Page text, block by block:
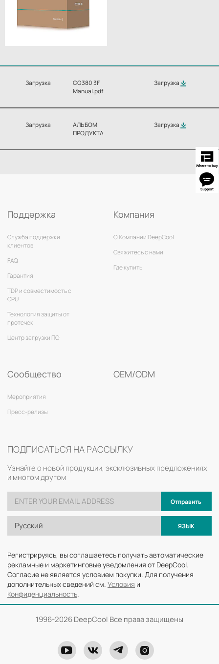
Загрузка
CG380 3F
Manual.pdf
Загрузка
Загрузка
АЛЬБОМ
ПРОДУКТА
Загрузка
Поддержка
Служба поддержки
клиентов
FAQ
Гарантия
TDP и совместимость с
CPU
Технология защиты от
протечек
Центр загрузки ПО
Компания
О Компании DeepCool
Свяжитесь с нами
Где купить
Сообщество
Мероприятия
Пресс-релизы
OEM/ODM
ПОДПИСАТЬСЯ НА РАССЫЛКУ
Узнайте о новой продукции, эксклюзивных предложениях
и многом другом
Отправить
Русский ЯЗЫК
Регистрируясь, вы соглашаетесь получать автоматические
рекламные и маркетинговые уведомления от DeepCool.
Согласие не является условием покупки. Для получения
дополнительных сведений см. Условия и
Конфиденциальность.
1996-2026 DeepCool Все права защищены